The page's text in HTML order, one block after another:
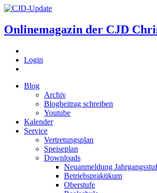
Onlinemagazin der CJD
Login
Blog
Archiv
Blogbeitrag schreiben
Youtube
Kalender
Service
Vertretungsplan
Speiseplan
Downloads
Neuanmeldung
Betriebspraktikum
Oberstufe